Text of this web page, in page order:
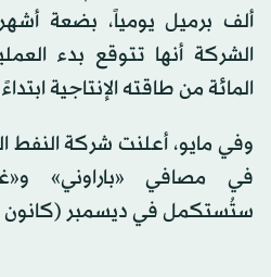
ألف برميل يومياً، بضعة
المائة من طاقته الإنتاجية
وفي مايو، أعلنت شركة النفط
في مصافي «باراوني»
ستُستكمل في ديسمبر (كانون